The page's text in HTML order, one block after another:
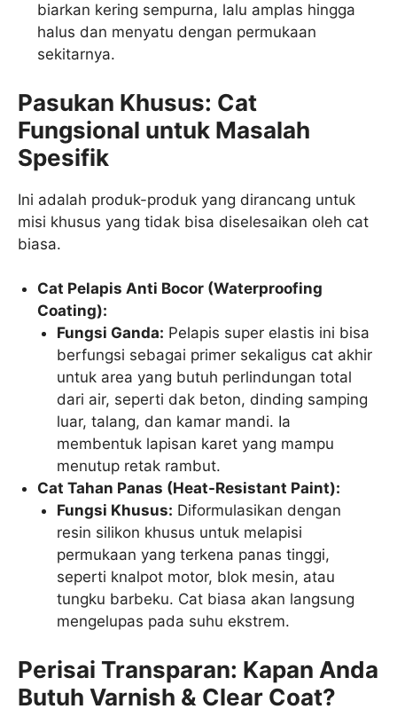
biarkan kering sempurna, lalu amplas hingga
halus dan menyatu dengan permukaan
sekitarnya.
Pasukan Khusus: Cat
Fungsional untuk Masalah
Spesifik
Ini adalah produk-produk yang dirancang untuk
misi khusus yang tidak bisa diselesaikan oleh cat
biasa.
Cat Pelapis Anti Bocor (Waterproofing
Coating):
Fungsi Ganda: Pelapis super elastis ini bisa
berfungsi sebagai primer sekaligus cat akhir
untuk area yang butuh perlindungan total
dari air, seperti dak beton, dinding samping
luar, talang, dan kamar mandi. Ia
membentuk lapisan karet yang mampu
menutup retak rambut.
Cat Tahan Panas (Heat-Resistant Paint):
Fungsi Khusus: Diformulasikan dengan
resin silikon khusus untuk melapisi
permukaan yang terkena panas tinggi,
seperti knalpot motor, blok mesin, atau
tungku barbeku. Cat biasa akan langsung
mengelupas pada suhu ekstrem.
Perisai Transparan: Kapan Anda
Butuh Varnish & Clear Coat?